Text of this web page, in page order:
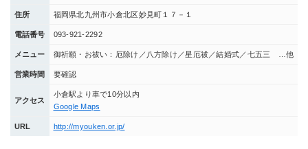
住所 福岡県北九州市小倉北区妙見町１７－１
電話番号 093-921-2292
メニュー 御祈願・お祓い：厄除け／八方除け／星厄祓／結婚式／七五三 …他
営業時間 要確認
アクセス
小倉駅より車で10分以内
Google Maps
URL http://myouken.or.jp/